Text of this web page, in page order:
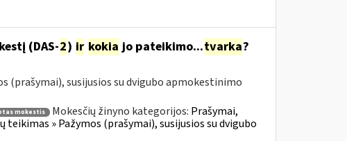
(DAS-2) ir kokia jo pateikimo...tvarka?
(prašymai), susijusios su dvigubo apmokestinimo
mokestis Mokesčių žinyno kategorijos: Prašymai,
» Pažymos (prašymai), susijusios su dvigubo